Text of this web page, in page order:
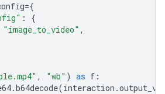
={
:
{
"image_to_video" ,
, "wb" ) as f :
.b64decode(interaction .